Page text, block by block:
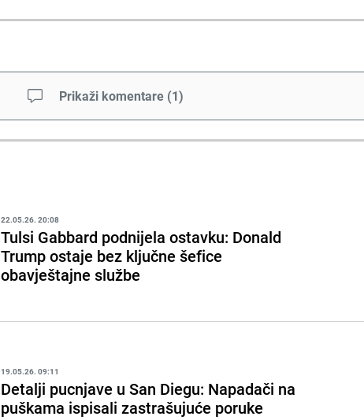
Prikaži komentare (1)
22.05.26. 20:08
Tulsi Gabbard podnijela ostavku: Donald
Trump ostaje bez ključne šefice
obavještajne službe
19.05.26. 09:11
Detalji pucnjave u San Diegu: Napadači na
puškama ispisali zastrašujuće poruke